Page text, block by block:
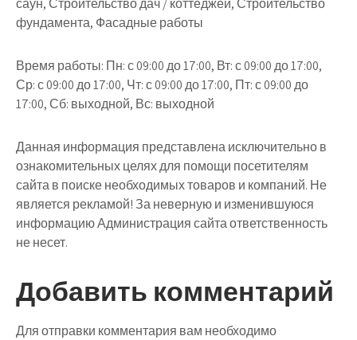
саун, Строительство дач / коттеджей, Строительство
фундамента, Фасадные работы
Время работы: Пн: с 09:00 до 17:00, Вт: с 09:00 до 17:00,
Ср: с 09:00 до 17:00, Чт: с 09:00 до 17:00, Пт: с 09:00 до
17:00, Сб: выходной, Вс: выходной
Данная информация представлена исключительно в
ознакомительных целях для помощи посетителям
сайта в поиске необходимых товаров и компаний. Не
является рекламой! За неверную и изменившуюся
информацию Администрация сайта ответственность
не несет.
Добавить комментарий
Для отправки комментария вам необходимо